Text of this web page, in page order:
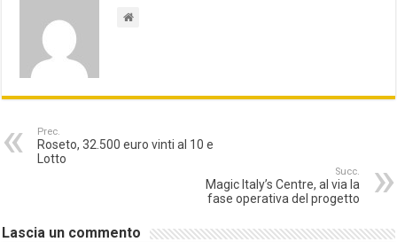
Prec.
Roseto, 32.500 euro vinti al 10 e
Lotto
Succ.
Magic Italy’s Centre, al via la
fase operativa del progetto
Lascia un commento